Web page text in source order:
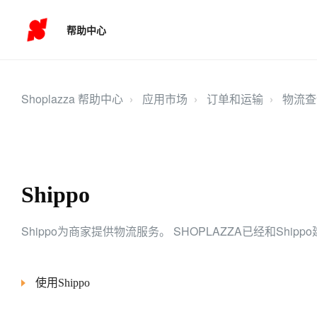
帮助中心
Shoplazza 帮助中心 应用市场 订单和运输 物流
Shippo
Shippo为商家提供物流服务。 SHOPLAZZA已经和
使用Shippo